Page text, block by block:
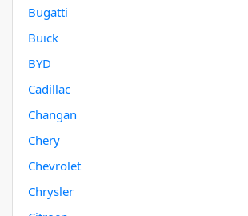
Bugatti
Buick
BYD
Cadillac
Changan
Chery
Chevrolet
Chrysler